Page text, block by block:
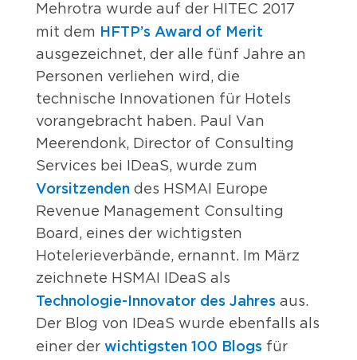
Mehrotra wurde auf der HITEC 2017
mit dem HFTP’s Award of Merit
ausgezeichnet, der alle fünf Jahre an
Personen verliehen wird, die
technische Innovationen für Hotels
vorangebracht haben. Paul Van
Meerendonk, Director of Consulting
Services bei IDeaS, wurde zum
Vorsitzenden des HSMAI Europe
Revenue Management Consulting
Board, eines der wichtigsten
Hotelerieverbände, ernannt. Im März
zeichnete HSMAI IDeaS als
Technologie-Innovator des Jahres aus.
Der Blog von IDeaS wurde ebenfalls als
einer der wichtigsten 100 Blogs für